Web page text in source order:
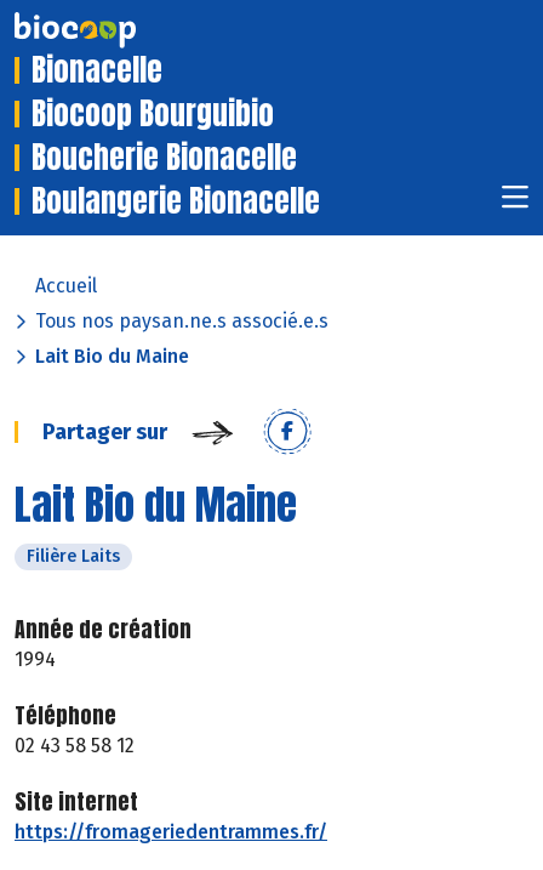
Bionacelle
Biocoop Bourguibio
Boucherie Bionacelle
Boulangerie Bionacelle
Accueil
Tous nos paysan.ne.s associé.e.s
Lait Bio du Maine
Partager sur
Lait Bio du Maine
Filière Laits
Année de création
1994
Téléphone
02 43 58 58 12
Site internet
https://fromageriedentrammes.fr/